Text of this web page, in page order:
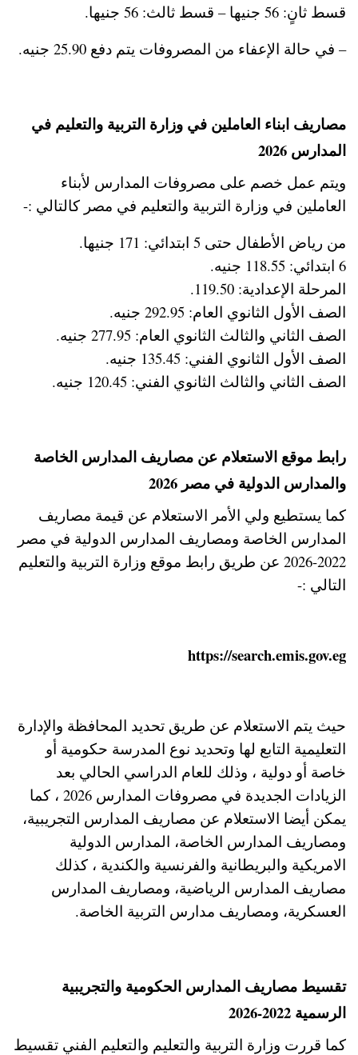
قسط ثانٍ: 56 جنيها – قسط ثالث: 56 جنيها.
– في حالة الإعفاء من المصروفات يتم دفع 25.90 جنيه.
مصاريف ابناء العاملين في وزارة التربية والتعليم في
المدارس 2026
ويتم عمل خصم على مصروفات المدارس لأبناء
العاملين في وزارة التربية والتعليم في مصر كالتالي :-
من رياض الأطفال حتى 5 ابتدائي: 171 جنيها.
6 ابتدائي: 118.55 جنيه.
المرحلة الإعدادية: 119.50.
الصف الأول الثانوي العام: 292.95 جنيه.
الصف الثاني والثالث الثانوي العام: 277.95 جنيه.
الصف الأول الثانوي الفني: 135.45 جنيه.
الصف الثاني والثالث الثانوي الفني: 120.45 جنيه.
رابط موقع الاستعلام عن مصاريف المدارس الخاصة
والمدارس الدولية في مصر 2026
كما يستطيع ولي الأمر الاستعلام عن قيمة مصاريف
المدارس الخاصة ومصاريف المدارس الدولية في مصر
2022-2026 عن طريق رابط موقع وزارة التربية والتعليم
التالي :-
https://search.emis.gov.eg
حيث يتم الاستعلام عن طريق تحديد المحافظة والإدارة
التعليمية التابع لها وتحديد نوع المدرسة حكومية أو
خاصة أو دولية ، وذلك للعام الدراسي الحالي بعد
الزيادات الجديدة في مصروفات المدارس 2026 ، كما
يمكن أيضا الاستعلام عن مصاريف المدارس التجريبية،
ومصاريف المدارس الخاصة، المدارس الدولية
الامريكية والبريطانية والفرنسية والكندية ، كذلك
مصاريف المدارس الرياضية، ومصاريف المدارس
العسكرية، ومصاريف مدارس التربية الخاصة.
تقسيط مصاريف المدارس الحكومية والتجريبية
الرسمية 2022-2026
كما قررت وزارة التربية والتعليم والتعليم الفني تقسيط